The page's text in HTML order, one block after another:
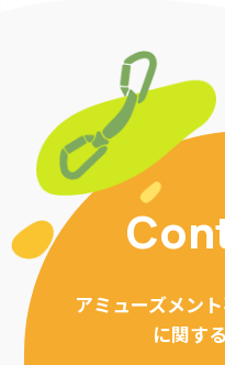
アミューズメン
に関す